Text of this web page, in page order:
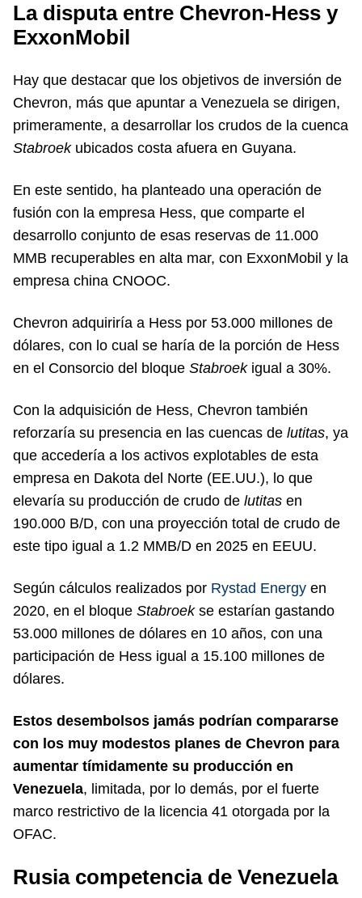
La disputa entre Chevron-Hess y
ExxonMobil
Hay que destacar que los objetivos de inversión de
Chevron, más que apuntar a Venezuela se dirigen,
primeramente, a desarrollar los crudos de la cuenca
Stabroekubicados costa afuera en Guyana.
En este sentido, ha planteado una operación de
fusión con la empresa Hess, que comparte el
desarrollo conjunto de esas reservas de 11.000
MMB recuperables en alta mar, con ExxonMobil y la
empresa china CNOOC.
Chevron adquiriría a Hess por 53.000 millones de
dólares, con lo cual se haría de la porción de Hess
en el Consorcio del bloque Stabroek igual a 30%.
Con la adquisición de Hess, Chevron también
reforzaría su presencia en las cuencas de lutitas, ya
que accedería a los activos explotables de esta
empresa en Dakota del Norte (EE.UU.), lo que
elevaría su producción de crudo de lutitas en
190.000 B/D, con una proyección total de crudo de
este tipo igual a 1.2 MMB/D en 2025 en EEUU.
Según cálculos realizados por Rystad Energy en
2020, en el bloque Stabroekse estarían gastando
53.000 millones de dólares en 10 años, con una
participación de Hess igual a 15.100 millones de
dólares.
Estos desembolsos jamás podrían compararse
con los muy modestos planes de Chevron para
aumentar tímidamente su producción en
Venezuela, limitada, por lo demás, por el fuerte
marco restrictivo de la licencia 41 otorgada por la
OFAC.
Rusia competencia de Venezuela